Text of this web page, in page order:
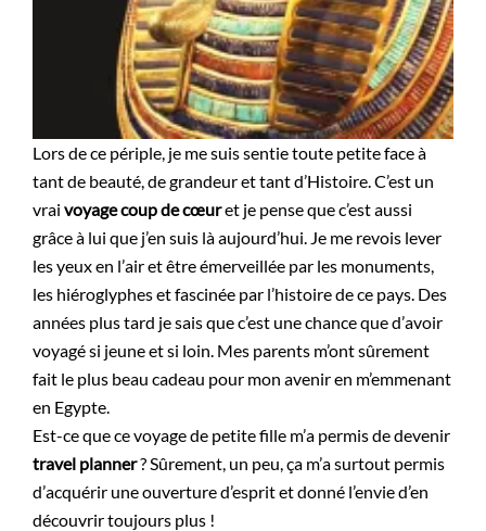
Lors de ce périple, je me suis sentie toute petite face à
tant de beauté, de grandeur et tant d’Histoire. C’est un
vrai voyage coup de cœuret je pense que c’est aussi
grâce à lui que j’en suis là aujourd’hui. Je me revois lever
les yeux en l’air et être émerveillée par les monuments,
les hiéroglyphes et fascinée par l’histoire de ce pays. Des
années plus tard je sais que c’est une chance que d’avoir
voyagé si jeune et si loin. Mes parents m’ont sûrement
fait le plus beau cadeau pour mon avenir en m’emmenant
en Egypte.
Est-ce que ce voyage de petite fille m’a permis de devenir
travel planner? Sûrement, un peu, ça m’a surtout permis
d’acquérir une ouverture d’esprit et donné l’envie d’en
découvrir toujours plus !